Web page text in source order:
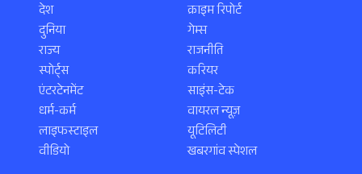
देश
दुनिया
राज्य
स्पोर्ट्स
एंटरटेनमेंट
धर्म-कर्म
लाइफस्टाइल
वीडियो
क्राइम रिपोर्ट
गेम्स
राजनीति
करियर
साइंस-टेक
वायरल न्यूज़
यूटिलिटी
खबरगांव स्पेशल